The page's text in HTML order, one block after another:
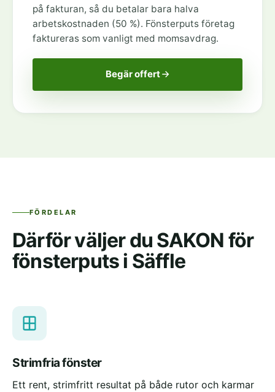
på fakturan, så du betalar bara halva
arbetskostnaden (50 %). Fönsterputs företag
faktureras som vanligt med momsavdrag.
Begär offert
FÖRDELAR
Därför väljer du SAKON för
fönsterputs i Säffle
Strimfria fönster
Ett rent, strimfritt resultat på både rutor och karmar